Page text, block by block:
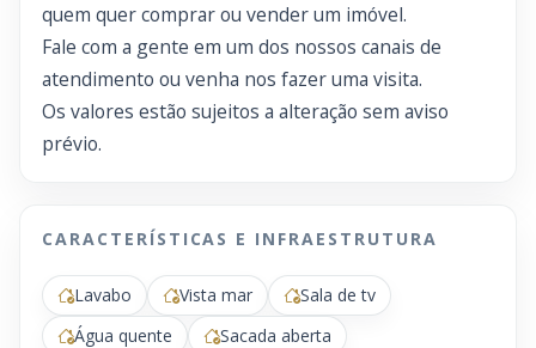
quem quer comprar ou vender um imóvel.
Fale com a gente em um dos nossos canais de
atendimento ou venha nos fazer uma visita.
Os valores estão sujeitos a alteração sem aviso
prévio.
CARACTERÍSTICAS E INFRAESTRUTURA
Lavabo Vista mar
Sala de tv
Água quente
Sacada aberta